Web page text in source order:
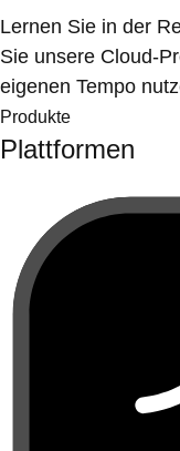
Lernen Sie in der
Sie unsere Cloud-
eigenen Tempo
Produkte
Plattformen